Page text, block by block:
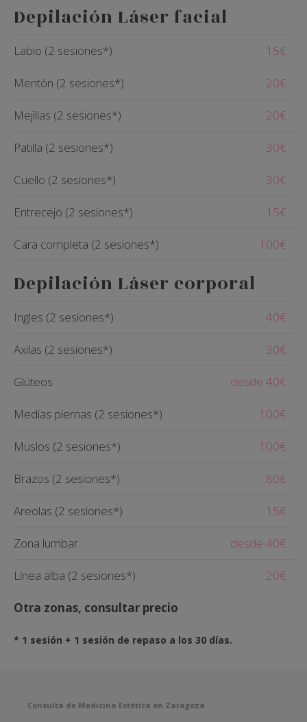
Depilación Láser facial
Labio (2 sesiones*) 15€
Mentón (2 sesiones*) 20€
Mejillas (2 sesiones*) 20€
Patilla (2 sesiones*) 30€
Cuello (2 sesiones*) 30€
Entrecejo (2 sesiones*) 15€
Cara completa (2 sesiones*) 100€
Depilación Láser corporal
Ingles (2 sesiones*) 40€
Axilas (2 sesiones*) 30€
Glúteos desde 40€
Medias piernas (2 sesiones*) 100€
Muslos (2 sesiones*) 100€
Brazos (2 sesiones*) 80€
Areolas (2 sesiones*) 15€
Zona lumbar desde 40€
Línea alba (2 sesiones*) 20€
Otra zonas, consultar precio
* 1 sesión + 1 sesión de repaso a los 30 días.
Consulta de Medicina Estética en Zaragoza